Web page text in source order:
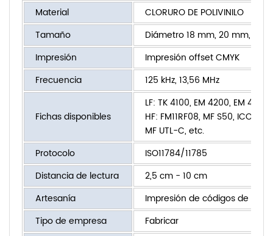
Material
CLORURO DE POLIVINILO
Tamaño
Diámetro 18 mm, 20 mm, 25
Impresión
Impresión offset CMYK
Frecuencia
125 kHz, 13,56 MHz
Fichas disponibles
LF: TK 4100, EM 4200, EM
HF: FM11RF08, MF S50, ICODE
MF UTL-C, etc.
Protocolo
ISO11784/11785
Distancia de lectura
2,5 cm - 10 cm
Artesanía
Impresión de códigos de
Tipo de empresa
Fabricar